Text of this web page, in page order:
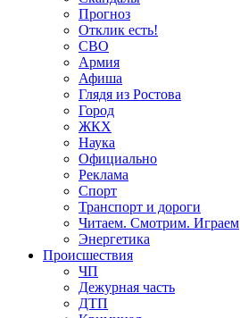
Прогноз
Отклик есть!
СВО
Армия
Афиша
Глядя из Ростова
Город
ЖКХ
Наука
Официально
Реклама
Спорт
Транспорт и дороги
Читаем. Смотрим. Играем
Энергетика
Происшествия
ЧП
Дежурная часть
ДТП